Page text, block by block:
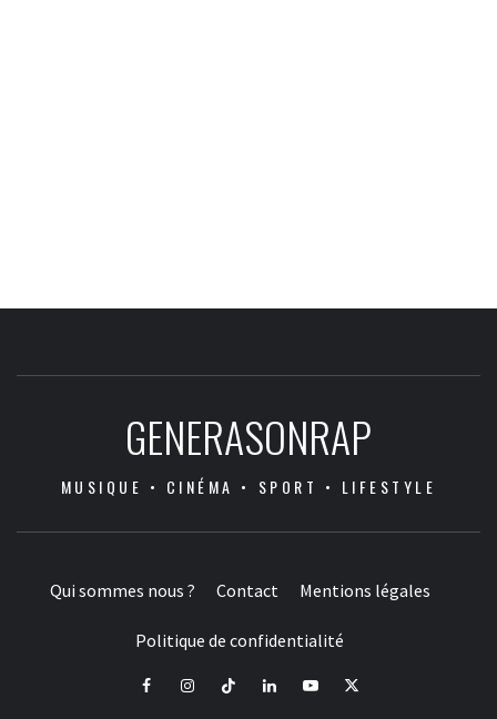
GENERASONRAP
MUSIQUE • CINÉMA • SPORT • LIFESTYLE
Qui sommes nous ? Contact Mentions légales
Politique de confidentialité
FacebookInstagramTiktok LinkedInYoutube
X